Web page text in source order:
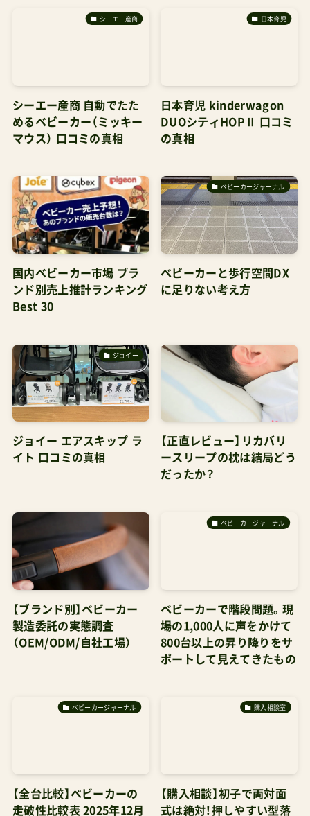
シーエー産商
シーエー産商 自動でたた
めるベビーカー（ミッキー
マウス） 口コミの真相
日本育児
日本育児 kinderwagon
DUOシティHOPⅡ 口コミ
の真相
国内ベビーカー市場 ブラ
ンド別売上推計ランキング
Best 30
ベビーカージャーナル
ベビーカーと歩行空間DX
に足りない考え方
ジョイー
ジョイー エアスキップ ラ
イト 口コミの真相
【正直レビュー】リカバリ
ースリープの枕は結局どう
だったか？
【ブランド別】ベビーカー
製造委託の実態調査
（OEM/ODM/自社工場）
ベビーカージャーナル
ベビーカーで階段問題。現
場の1,000人に声をかけて
800台以上の昇り降りをサ
ポートして見えてきたもの
ベビーカージャーナル
【全台比較】ベビーカーの
走破性比較表 2025年12月
購入相談室
【購入相談】初子で両対面
式は絶対！押しやすい型落